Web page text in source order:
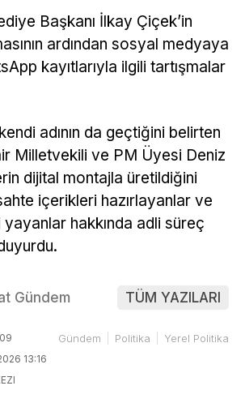
Başkanı İlkay Çiçek’in
ardından sosyal medyaya
kayıtlarıyla ilgili tartışmalar
adının da geçtiğini belirten
Milletvekili ve PM Üyesi Deniz
dijital montajla üretildiğini
içerikleri hazırlayanlar ve
hakkında adli süreç
Gündem TÜM YAZILARI
13:16
Gündem Politika Yerel Politika